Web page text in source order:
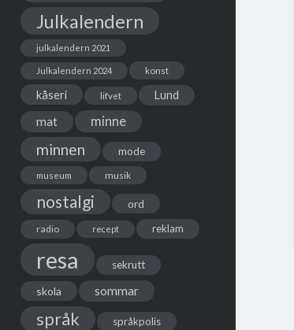
Julkalendern
julkalendern 2021
Julkalendern 2024 konst
kåseri lifvet Lund
mat minne
minnen mode
museum musik
nostalgi ord
radio recept reklam
resa sekrutt
skola sommar
språk språkpolis